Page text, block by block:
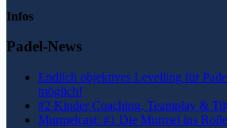
Infos
Padel-News
Endlich objektives Levelling für
möglich!
#2 Kinder Coaching, Teamplay &
Murmelcast: #1 Die Murmel ins